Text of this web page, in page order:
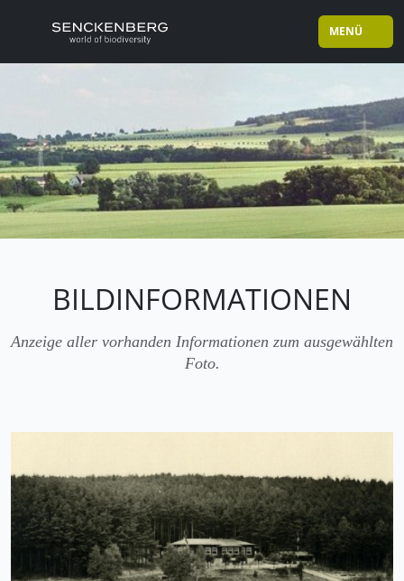
MENÜ
BILDINFORMATIONEN
Anzeige aller vorhanden Informationen zum ausgewählten
Foto.